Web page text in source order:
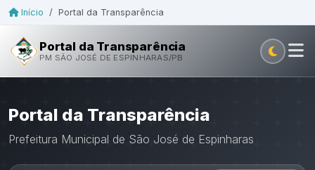
Início / Portal da Transparência
Portal da Transparência
PM SÃO JOSÉ DE ESPINHARAS/PB
Portal da Transparência
Prefeitura Municipal de São José de Espinharas